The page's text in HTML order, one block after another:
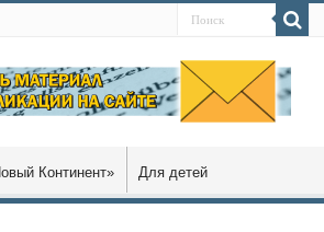
Континент» Для детей